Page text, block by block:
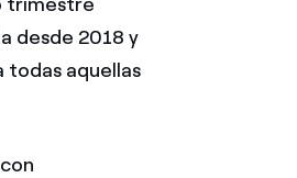
desde 2018 y
todas aquellas